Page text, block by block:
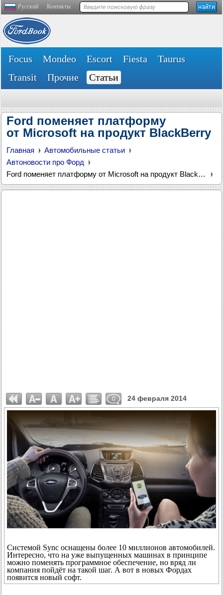
Русский Контакты
Focus Mondeo Escort Fiesta
Taurus
Transit
Прочие Статьи
Ford поменяет платформу
от Microsoft на продукт BlackBerry
Главная
Автомобильные статьи
Автоновости про Форд
Ford поменяет платформу от Microsoft на продукт BlackBerry
0 24 февраля 2014
Системой Sync оснащены более 10 миллионов автомобилей.
Интересно, что на уже выпущенных машинах в принципе
можно поменять программное обеспечение, но вряд ли
компания пойдёт на такой шаг. А вот в новых Фордах
появится новый софт.